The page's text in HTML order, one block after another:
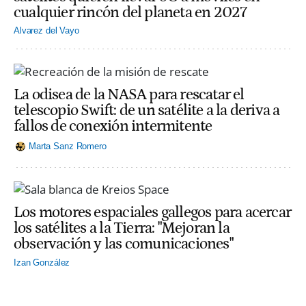
cualquier rincón del planeta en 2027
Alvarez del Vayo
La odisea de la NASA para rescatar el
telescopio Swift: de un satélite a la deriva a
fallos de conexión intermitente
Marta Sanz Romero
Los motores espaciales gallegos para acercar
los satélites a la Tierra: "Mejoran la
observación y las comunicaciones"
Izan González